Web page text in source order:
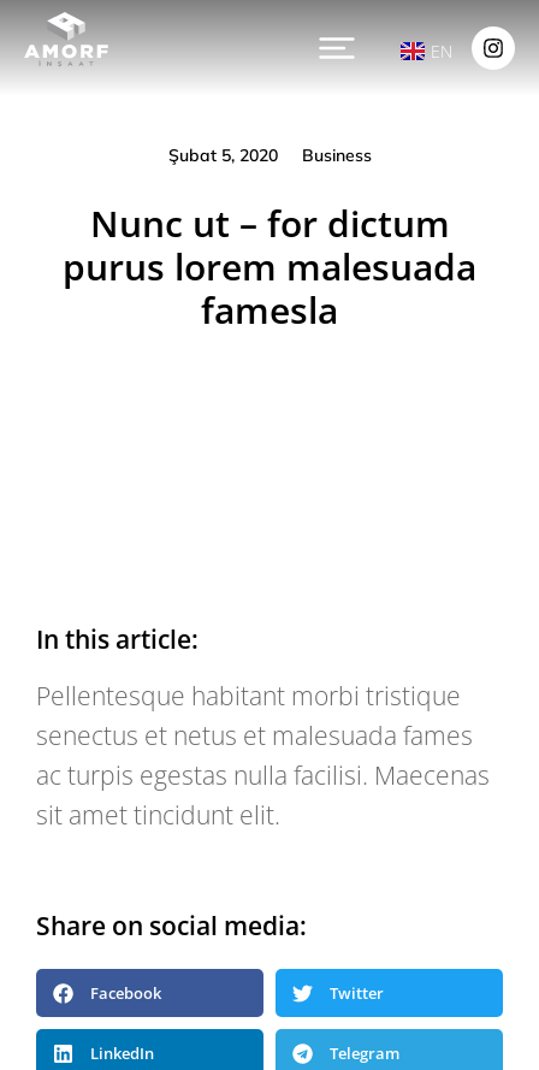
EN
Şubat 5, 2020 Business
Nunc ut – for dictum
purus lorem malesuada
famesla
In this article:
Pellentesque habitant morbi tristique
senectus et netus et malesuada fames
ac turpis egestas nulla facilisi. Maecenas
sit amet tincidunt elit.
Share on social media:
Facebook Twitter
LinkedIn Telegram